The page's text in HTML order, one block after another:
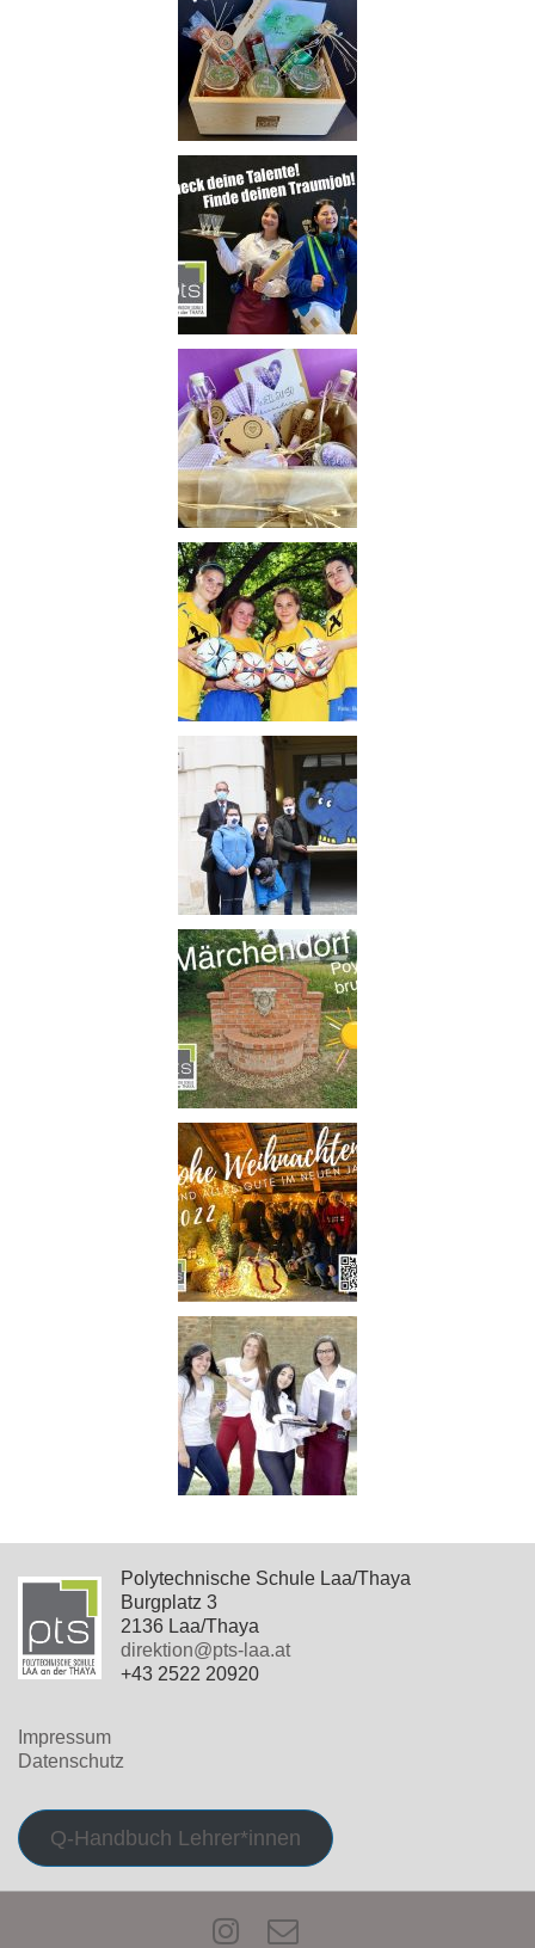
Polytechnische Schule Laa/Thaya
Burgplatz 3
2136 Laa/Thaya
direktion@pts-laa.at
+43 2522 20920
Impressum
Datenschutz
Q-Handbuch Lehrer*innen